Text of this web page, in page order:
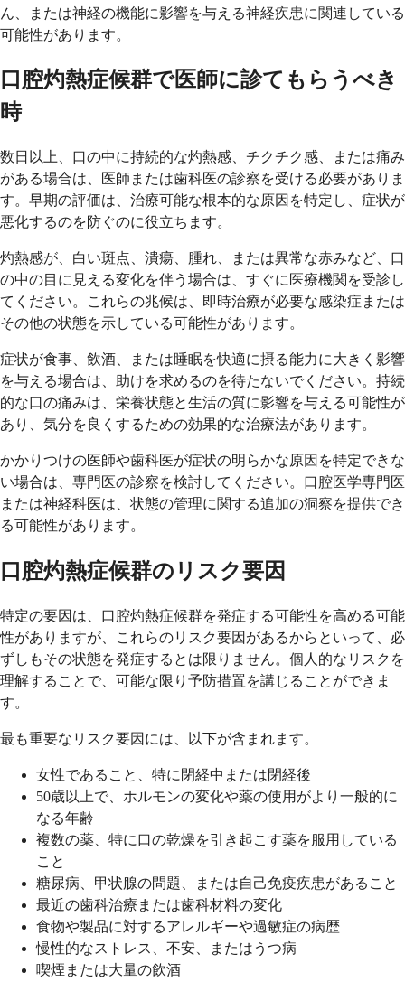
ん、または神経の機能に影響を与える神経疾患に関連している
可能性があります。
口腔灼熱症候群で医師に診てもらうべき
時
数日以上、口の中に持続的な灼熱感、チクチク感、または痛み
がある場合は、医師または歯科医の診察を受ける必要がありま
す。早期の評価は、治療可能な根本的な原因を特定し、症状が
悪化するのを防ぐのに役立ちます。
灼熱感が、白い斑点、潰瘍、腫れ、または異常な赤みなど、口
の中の目に見える変化を伴う場合は、すぐに医療機関を受診し
てください。これらの兆候は、即時治療が必要な感染症または
その他の状態を示している可能性があります。
症状が食事、飲酒、または睡眠を快適に摂る能力に大きく影響
を与える場合は、助けを求めるのを待たないでください。持続
的な口の痛みは、栄養状態と生活の質に影響を与える可能性が
あり、気分を良くするための効果的な治療法があります。
かかりつけの医師や歯科医が症状の明らかな原因を特定できな
い場合は、専門医の診察を検討してください。口腔医学専門医
または神経科医は、状態の管理に関する追加の洞察を提供でき
る可能性があります。
口腔灼熱症候群のリスク要因
特定の要因は、口腔灼熱症候群を発症する可能性を高める可能
性がありますが、これらのリスク要因があるからといって、必
ずしもその状態を発症するとは限りません。個人的なリスクを
理解することで、可能な限り予防措置を講じることができま
す。
最も重要なリスク要因には、以下が含まれます。
女性であること、特に閉経中または閉経後
50歳以上で、ホルモンの変化や薬の使用がより一般的に
なる年齢
複数の薬、特に口の乾燥を引き起こす薬を服用している
こと
糖尿病、甲状腺の問題、または自己免疫疾患があること
最近の歯科治療または歯科材料の変化
食物や製品に対するアレルギーや過敏症の病歴
慢性的なストレス、不安、またはうつ病
喫煙または大量の飲酒